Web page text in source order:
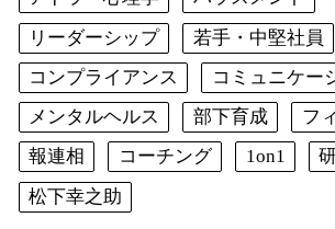
リーダーシップ
若手・中堅社員
コンプライアンス
コミュニケー
メンタルヘルス
部下育成
フ
報連相
コーチング 1on1
松下幸之助